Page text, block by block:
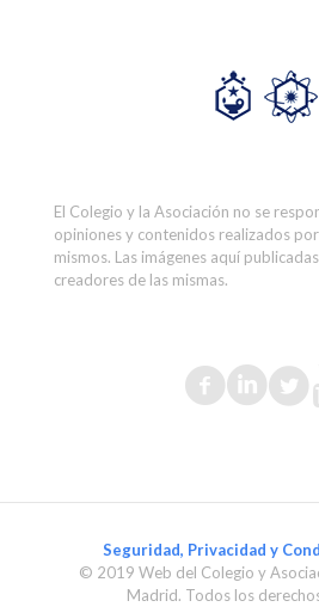
El Colegio y la Asociación no se
opiniones y contenidos realizados
mismos. Las imágenes aquí
creadores de las mismas.
Seguridad, Privacidad y
© 2019 Web del Colegio y
Madrid. Todos los